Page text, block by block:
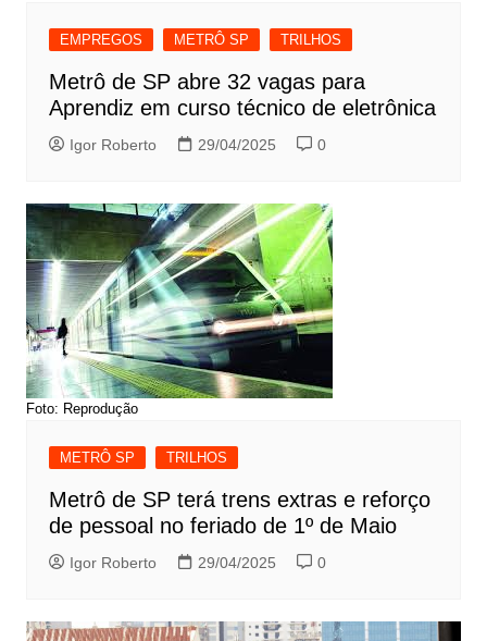
EMPREGOS METRÔ SP TRILHOS
Metrô de SP abre 32 vagas para
Aprendiz em curso técnico de eletrônica
Igor Roberto 29/04/2025 0
Foto: Reprodução
METRÔ SP TRILHOS
Metrô de SP terá trens extras e reforço
de pessoal no feriado de 1º de Maio
Igor Roberto 29/04/2025 0